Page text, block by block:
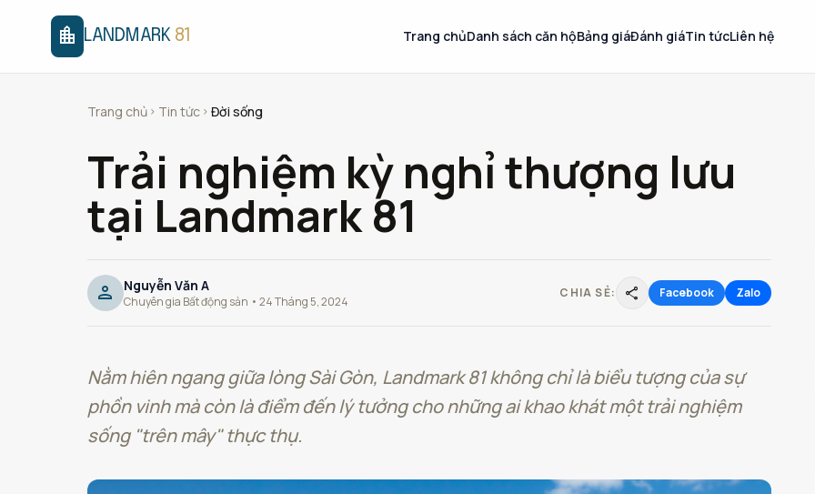
location_city LANDMARK 81 Trang chủDanh sách căn hộBảng giáĐánh giáTin tứcLiên hệ
Trang chủ chevron_right Tin tức chevron_right Đời sống
Trải nghiệm kỳ nghỉ thượng lưu
tại Landmark 81
person Nguyễn Văn A
Chuyên gia Bất động sản • 24 Tháng 5, 2024
CHIA SẺ: share Facebook Zalo
Nằm hiên ngang giữa lòng Sài Gòn, Landmark 81 không chỉ là biểu tượng của sự
phồn vinh mà còn là điểm đến lý tưởng cho những ai khao khát một trải nghiệm
sống "trên mây" thực thụ.